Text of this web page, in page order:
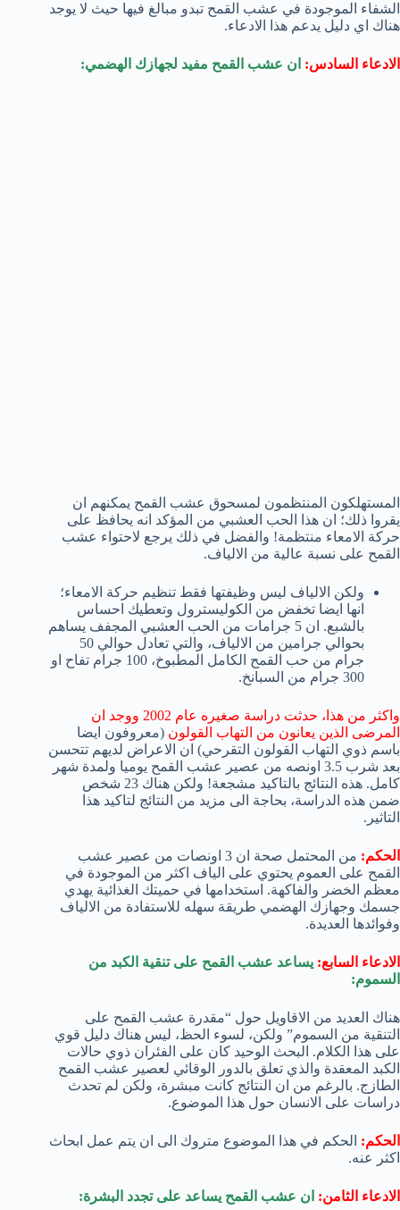
الشفاء الموجودة في عشب القمح تبدو مبالغ فيها حيث لا يوجد
هناك اي دليل يدعم هذا الادعاء.
الادعاء السادس: ان عشب القمح مفيد لجهازك الهضمي:
المستهلكون المنتظمون لمسحوق عشب القمح يمكنهم ان
يقروا ذلك؛ ان هذا الحب العشبي من المؤكد انه يحافظ على
حركة الامعاء منتظمة! والفضل في ذلك يرجع لاحتواء عشب
القمح على نسبة عالية من الالياف.
ولكن الالياف ليس وظيفتها فقط تنظيم حركة الامعاء؛
انها ايضا تخفض من الكوليسترول وتعطيك احساس
بالشبع. ان 5 جرامات من الحب العشبي المجفف يساهم
بحوالي جرامين من الالياف، والتي تعادل حوالي 50
جرام من حب القمح الكامل المطبوخ، 100 جرام تفاح او
300 جرام من السبانخ.
واكثر من هذا، حدثت دراسة صغيره عام 2002 ووجد ان
المرضى الذين يعانون من التهاب القولون (معروفون ايضا
باسم ذوي التهاب القولون التقرحي) ان الاعراض لديهم تتحسن
بعد شرب 3.5 اونصه من عصير عشب القمح يوميا ولمدة شهر
كامل. هذه النتائج بالتاكيد مشجعة! ولكن هناك 23 شخص
ضمن هذه الدراسة، بحاجة الى مزيد من النتائج لتاكيد هذا
التاثير.
الحكم:
من المحتمل صحة ان 3 اونصات من عصير عشب
القمح على العموم يحتوي على الياف اكثر من الموجودة في
معظم الخضر والفاكهة. استخدامها في حميتك الغذائية يهدي
جسمك وجهازك الهضمي طريقة سهله للاستفادة من الالياف
وفوائدها العديدة.
الادعاء السابع: يساعد عشب القمح على تنقية الكبد من
السموم:
هناك العديد من الاقاويل حول “مقدرة عشب القمح على
التنقية من السموم” ولكن، لسوء الحظ، ليس هناك دليل قوي
على هذا الكلام. البحث الوحيد كان على الفئران ذوي حالات
الكبد المعقدة والذي تعلق بالدور الوقائي لعصير عشب القمح
الطازج. بالرغم من ان النتائج كانت مبشرة، ولكن لم تحدث
دراسات على الانسان حول هذا الموضوع.
الحكم: الحكم في هذا الموضوع متروك الى ان يتم عمل ابحاث
اكثر عنه.
الادعاء الثامن: ان عشب القمح يساعد على تجدد البشرة: